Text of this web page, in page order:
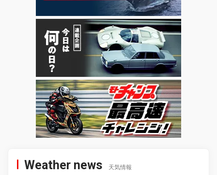
Weather news 天気情報